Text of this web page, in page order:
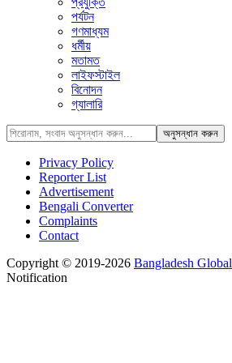
পর্যটন
গণমাধ্যম
ধর্মীয়
মতামত
লাইফস্টাইল
বিনোদন
গ্যালারি
Privacy Policy
Reporter List
Advertisement
Bengali Converter
Complaints
Contact
Copyright © 2019-2026 Bangladesh Global
Notification